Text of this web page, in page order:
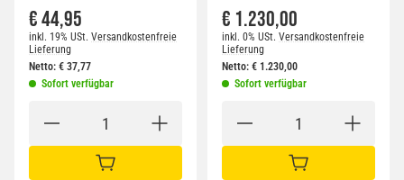
€ 44,95
inkl. 19% USt. Versandkostenfreie
Lieferung
Netto: € 37,77
Sofort verfügbar
IN DEN WARENKORB
€ 1.230,00
inkl. 0% USt. Versandkostenfreie
Lieferung
Netto: € 1.230,00
Sofort verfügbar
IN DEN WARENKORB